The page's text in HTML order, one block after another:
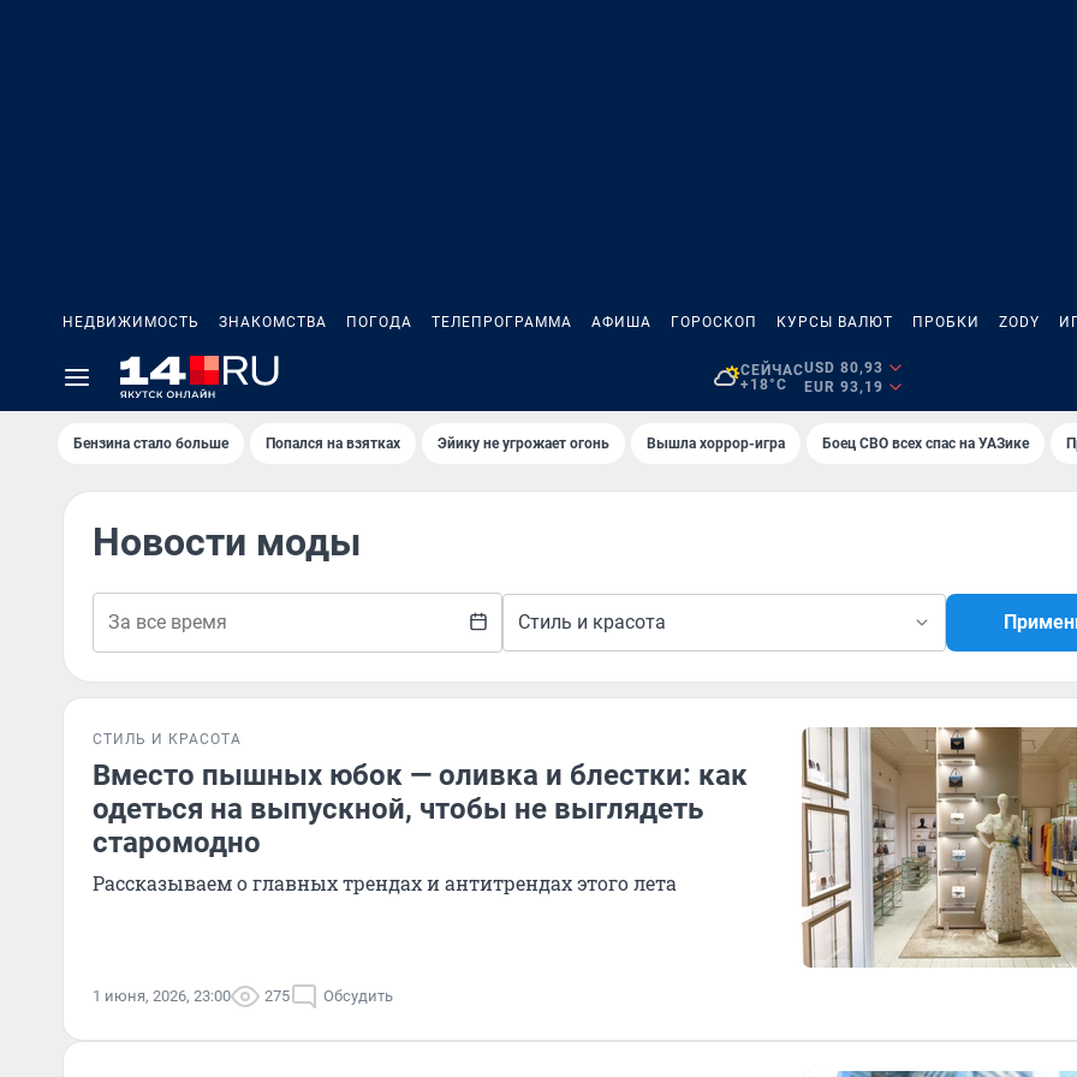
НЕДВИЖИМОСТЬ ЗНАКОМСТВА ПОГОДА ТЕЛЕПРОГРАММА АФИША ГОРОСКОП КУРСЫ ВАЛЮТ ПРОБКИ ZODY
СЕЙЧАС
+18°C
USD 80,93
EUR 93,19
Бензина стало больше Попался на взятках Эйику не угрожает огонь Вышла хоррор-игра Боец СВО всех спас на УАЗике
Новости моды
Стиль и красота
СТИЛЬ И КРАСОТА
Вместо пышных юбок — оливка и блестки: как
одеться на выпускной, чтобы не выглядеть
старомодно
Рассказываем о главных трендах и антитрендах этого лета
1 июня, 2026, 23:00 275 Обсудить